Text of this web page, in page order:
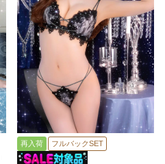
再入荷 フルバックSET